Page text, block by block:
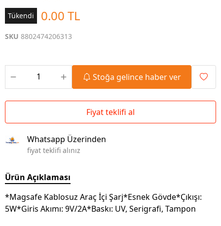
Tükendi 0.00 TL
SKU 8802474206313
Stoğa gelince haber ver
Fiyat teklifi al
Whatsapp Üzerinden
fiyat teklifi alınız
Ürün Açıklaması
*Magsafe Kablosuz Araç İçi Şarj*Esnek Gövde*Çıkışı:
5W*Giris Akımı: 9V/2A*Baskı: UV, Serigrafi, Tampon